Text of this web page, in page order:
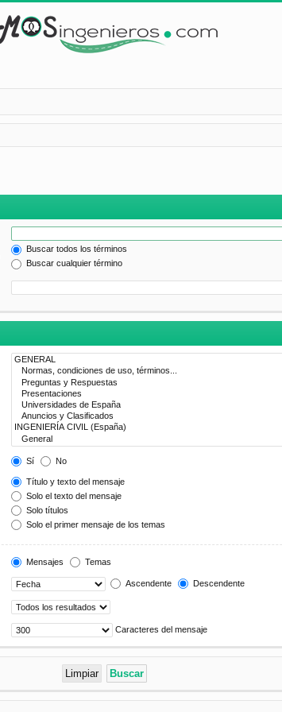
Buscar todos los términos
Buscar cualquier término
Sí No
Título y texto del mensaje
Solo el texto del mensaje
Solo títulos
Solo el primer mensaje de los temas
Mensajes Temas
Ascendente Descendente
Caracteres del mensaje